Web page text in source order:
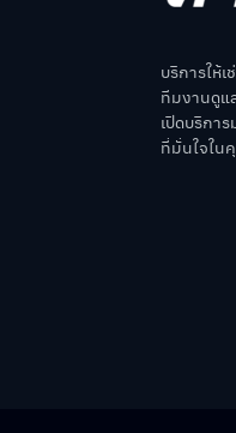
บริการให้
ทีมงานดูแ
เปิดบริกา
ที่มั่นใจใน